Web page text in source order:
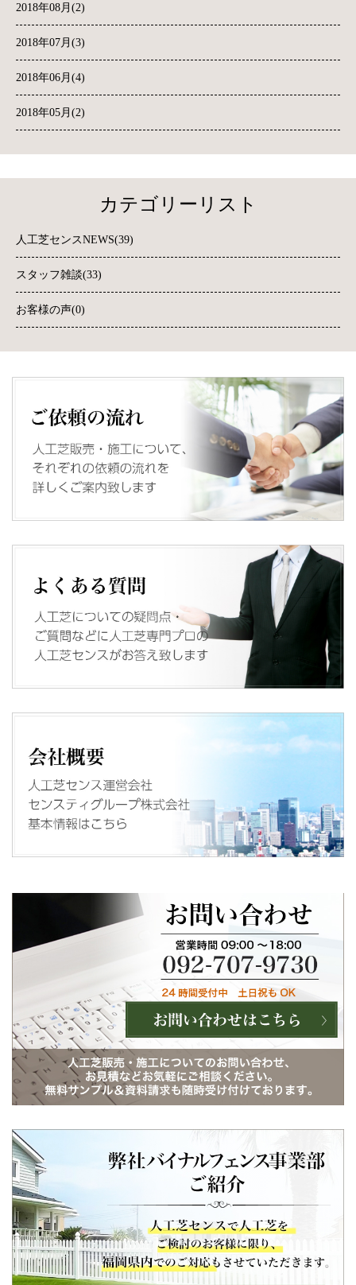
2018年08月(2)
2018年07月(3)
2018年06月(4)
2018年05月(2)
カテゴリーリスト
人工芝センスNEWS(39)
スタッフ雑談(33)
お客様の声(0)